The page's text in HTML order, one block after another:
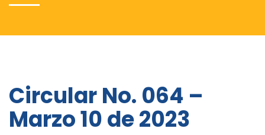
Circular No. 064 –
Marzo 10 de 2023